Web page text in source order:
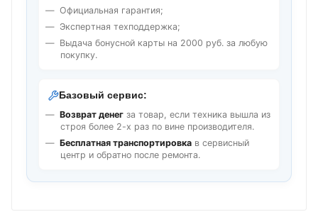
Официальная гарантия;
Экспертная техподдержка;
Выдача бонусной карты на 2000 руб. за любую
покупку.
Базовый сервис:
Возврат денег за товар, если техника вышла из
строя более 2-х раз по вине производителя.
Бесплатная транспортировка в сервисный
центр и обратно после ремонта.